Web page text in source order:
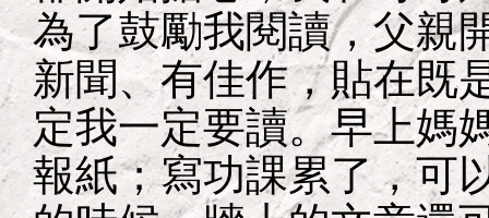
為了鼓勵我閱讀，父親
新聞、有佳作，貼在既
定我一定要讀。早上媽
報紙；寫功課累了，可